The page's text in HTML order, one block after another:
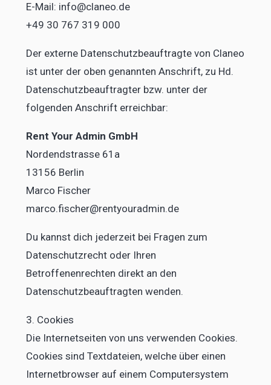
E-Mail: info@claneo.de
+49 30 767 319 000
Der externe Datenschutzbeauftragte von Claneo
ist unter der oben genannten Anschrift, zu Hd.
Datenschutzbeauftragter bzw. unter der
folgenden Anschrift erreichbar:
Rent Your Admin GmbH
Nordendstrasse 61a
13156 Berlin
Marco Fischer
marco.fischer@rentyouradmin.de
Du kannst dich jederzeit bei Fragen zum
Datenschutzrecht oder Ihren
Betroffenenrechten direkt an den
Datenschutzbeauftragten wenden.
3. Cookies
Die Internetseiten von uns verwenden Cookies.
Cookies sind Textdateien, welche über einen
Internetbrowser auf einem Computersystem